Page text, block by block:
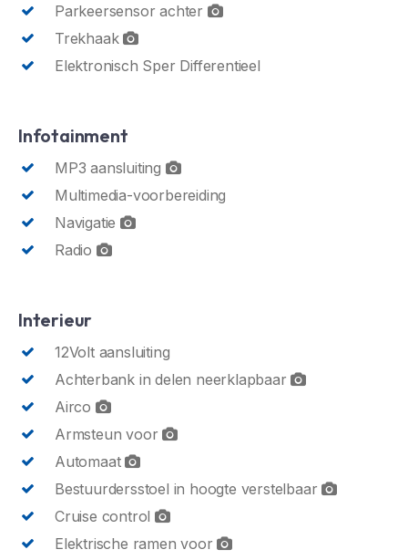
Parkeersensor achter
Trekhaak
Elektronisch Sper Differentieel
Infotainment
MP3 aansluiting
Multimedia-voorbereiding
Navigatie
Radio
Interieur
12Volt aansluiting
Achterbank in delen neerklapbaar
Airco
Armsteun voor
Automaat
Bestuurdersstoel in hoogte verstelbaar
Cruise control
Elektrische ramen voor